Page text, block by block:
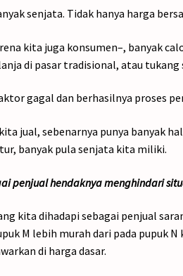
senjata. Tidak hanya harga
kita juga konsumen–, banyak
di pasar tradisional, atau tukang
gagal dan berhasilnya proses
jual, sebenarnya punya banyak
banyak pula senjata kita miliki.
penjual hendaknya menghindari
kita dihadapi sebagai penjual
M lebih murah dari pada pupuk
di harga dasar.